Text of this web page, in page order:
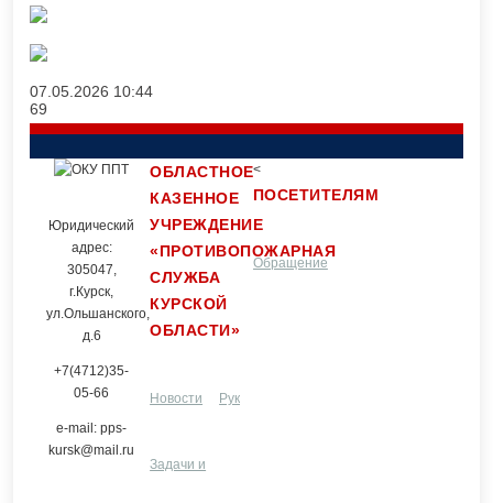
07.05.2026 10:44
69
Юридический
адрес:
305047,
г.Курск,
ул.Ольшанского,
д.6
+7(4712)35-
05-66
e-mail: pps-
kursk@mail.ru
ОБЛАСТНОЕ
КАЗЕННОЕ
УЧРЕЖДЕНИЕ
«ПРОТИВОПОЖАРНАЯ
СЛУЖБА
КУРСКОЙ
ОБЛАСТИ»
Новости Руководство и
Задачи и
<
ПОСЕТИТЕЛЯМ
Обращение